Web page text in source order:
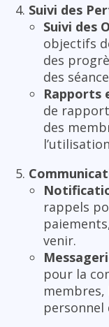
Suivi des
Suivi des
objectifs
des
des
Rapports
de
des
rappels
venir.
pour la
personnel